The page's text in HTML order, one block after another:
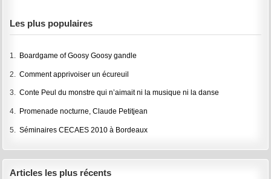
Les plus populaires
1. Boardgame of Goosy Goosy gandle
2.Comment apprivoiser un écureuil
3.Conte Peul du monstre qui n’aimait ni la musique ni la danse
4. Promenade nocturne, Claude Petitjean
5.Séminaires CECAES 2010 à Bordeaux
Articles les plus récents